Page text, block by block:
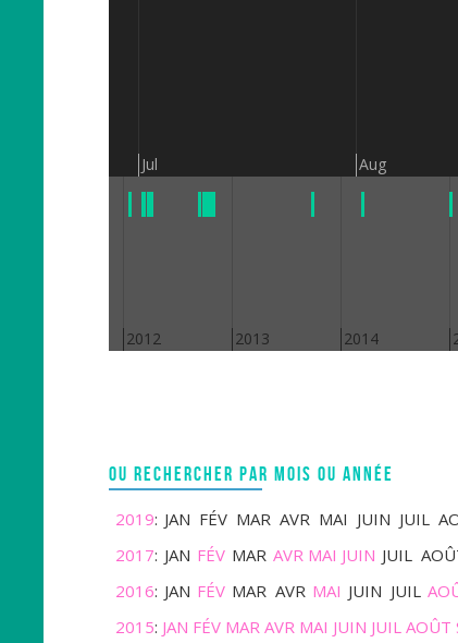
Jul Aug
2012 2013 2014
OU RECHERCHER PAR MOIS OU ANNÉE
2019: JAN FÉV MAR AVR MAI JUIN JUIL
2017: JAN FÉV MAR AVR MAI JUIN JUIL
2016: JAN FÉV MAR AVR MAI JUIN JUIL
2015: JAN FÉV MAR AVR MAI JUIN JUIL AOÛT